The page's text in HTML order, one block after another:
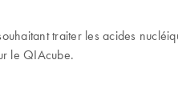
traiter les acides
le QIAcube.